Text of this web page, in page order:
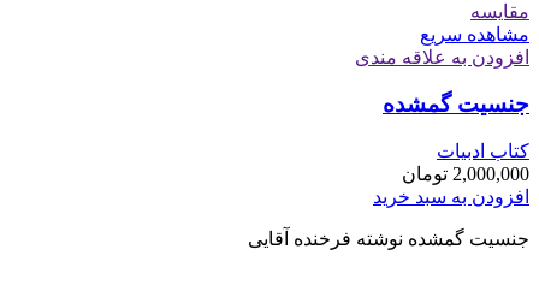
مقایسه
مشاهده سریع
افزودن به علاقه مندی
جنسیت گمشده
کتاب ادبیات
2,000,000 تومان
افزودن به سبد خرید
جنسیت گمشده نوشته فرخنده آقایی